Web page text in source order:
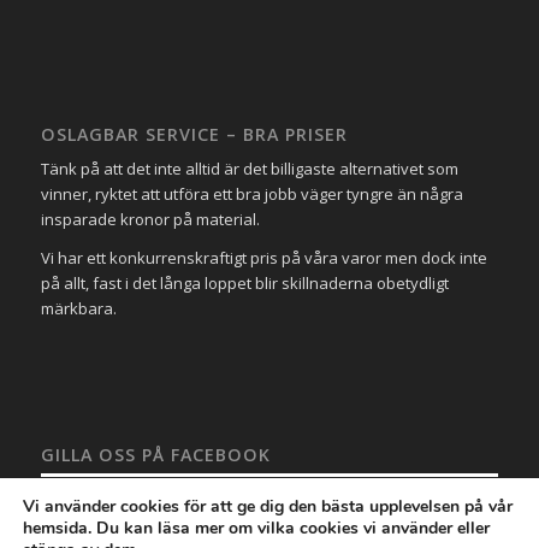
OSLAGBAR SERVICE – BRA PRISER
Tänk på att det inte alltid är det billigaste alternativet som
vinner, ryktet att utföra ett bra jobb väger tyngre än några
insparade kronor på material.
Vi har ett konkurrenskraftigt pris på våra varor men dock inte
på allt, fast i det långa loppet blir skillnaderna obetydligt
märkbara.
GILLA OSS PÅ FACEBOOK
Vi använder cookies för att ge dig den bästa upplevelsen på vår
hemsida. Du kan läsa mer om vilka cookies vi använder eller